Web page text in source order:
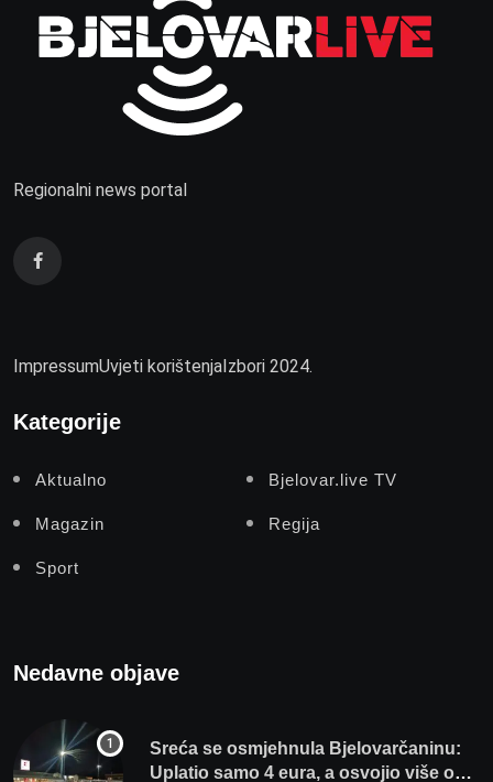
Regionalni news portal
ImpressumUvjeti korištenjaIzbori 2024.
Kategorije
Aktualno Bjelovar.live TV
Magazin Regija
Sport
Nedavne objave
Sreća se osmjehnula Bjelovarčaninu:
Uplatio samo 4 eura, a osvojio više od